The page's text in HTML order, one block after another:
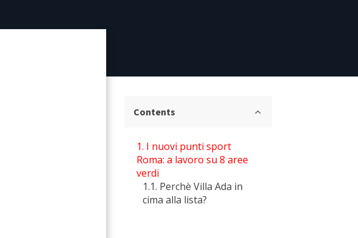
Contents
I nuovi punti sport
Roma: a lavoro su 8 aree
verdi
Perchè Villa Ada in
cima alla lista?